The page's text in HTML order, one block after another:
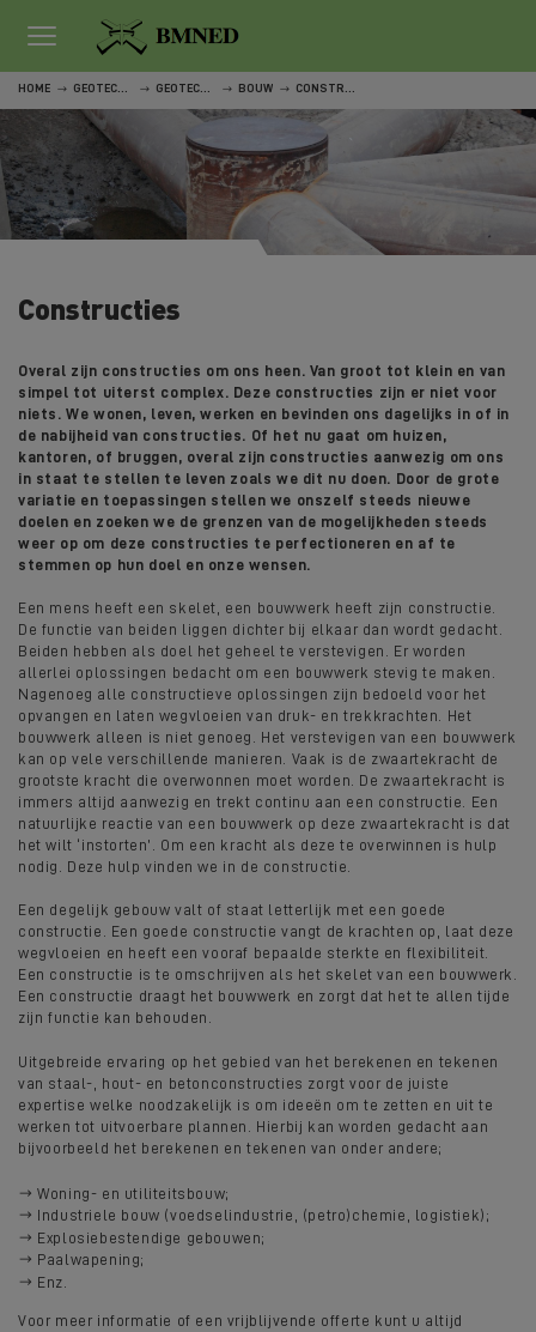
HOME GEOTECHNISCH VELDWERK GEOTECHNISCH VELDWERK BOUW CONSTRUCTIES
Constructies
Overal zijn constructies om ons heen. Van groot tot klein en van
simpel tot uiterst complex. Deze constructies zijn er niet voor
niets. We wonen, leven, werken en bevinden ons dagelijks in of in
de nabijheid van constructies. Of het nu gaat om huizen,
kantoren, of bruggen, overal zijn constructies aanwezig om ons
in staat te stellen te leven zoals we dit nu doen. Door de grote
variatie en toepassingen stellen we onszelf steeds nieuwe
doelen en zoeken we de grenzen van de mogelijkheden steeds
weer op om deze constructies te perfectioneren en af te
stemmen op hun doel en onze wensen.
Een mens heeft een skelet, een bouwwerk heeft zijn constructie.
De functie van beiden liggen dichter bij elkaar dan wordt gedacht.
Beiden hebben als doel het geheel te verstevigen. Er worden
allerlei oplossingen bedacht om een bouwwerk stevig te maken.
Nagenoeg alle constructieve oplossingen zijn bedoeld voor het
opvangen en laten wegvloeien van druk- en trekkrachten. Het
bouwwerk alleen is niet genoeg. Het verstevigen van een bouwwerk
kan op vele verschillende manieren. Vaak is de zwaartekracht de
grootste kracht die overwonnen moet worden. De zwaartekracht is
immers altijd aanwezig en trekt continu aan een constructie. Een
natuurlijke reactie van een bouwwerk op deze zwaartekracht is dat
het wilt ‘instorten’. Om een kracht als deze te overwinnen is hulp
nodig. Deze hulp vinden we in de constructie.
Een degelijk gebouw valt of staat letterlijk met een goede
constructie. Een goede constructie vangt de krachten op, laat deze
wegvloeien en heeft een vooraf bepaalde sterkte en flexibiliteit.
Een constructie is te omschrijven als het skelet van een bouwwerk.
Een constructie draagt het bouwwerk en zorgt dat het te allen tijde
zijn functie kan behouden.
Uitgebreide ervaring op het gebied van het berekenen en tekenen
van staal-, hout- en betonconstructies zorgt voor de juiste
expertise welke noodzakelijk is om ideeën om te zetten en uit te
werken tot uitvoerbare plannen. Hierbij kan worden gedacht aan
bijvoorbeeld het berekenen en tekenen van onder andere;
Woning- en utiliteitsbouw;
Industriele bouw (voedselindustrie, (petro)chemie, logistiek);
Explosiebestendige gebouwen;
Paalwapening;
Enz.
Voor meer informatie of een vrijblijvende offerte kunt u altijd